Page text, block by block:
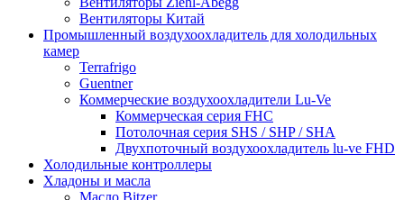
Вентиляторы Китай
Промышленный воздухоохладитель для холодильных
камер
Terrafrigo
Guentner
Коммерческие воздухоохладители Lu-Ve
Коммерческая серия FHC
Потолочная серия SHS / SHP / SHA
Двухпоточный воздухоохладитель lu-ve FHD
Холодильные контроллеры
Хладоны и масла
Масло Bitzer